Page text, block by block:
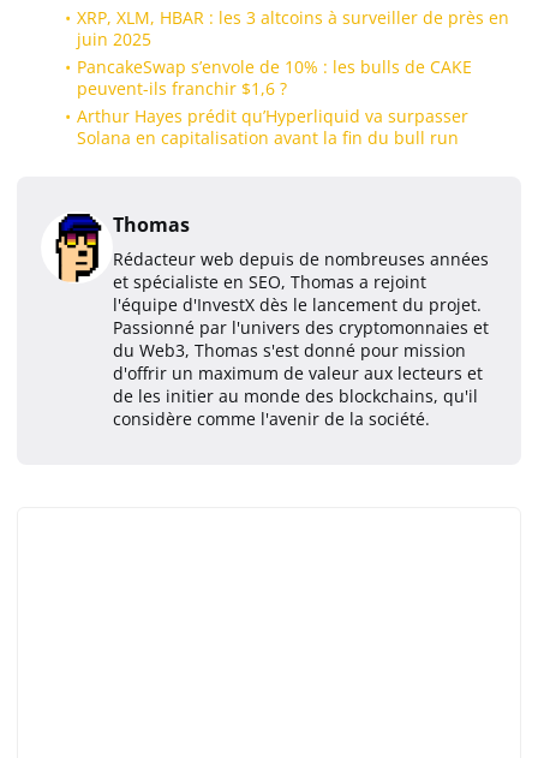
XRP, XLM, HBAR : les 3 altcoins à surveiller de près en
juin 2025
PancakeSwap s’envole de 10% : les bulls de CAKE
peuvent-ils franchir $1,6 ?
Arthur Hayes prédit qu’Hyperliquid va surpasser
Solana en capitalisation avant la fin du bull run
Thomas
Rédacteur web depuis de nombreuses années
et spécialiste en SEO, Thomas a rejoint
l'équipe d'InvestX dès le lancement du projet.
Passionné par l'univers des cryptomonnaies et
du Web3, Thomas s'est donné pour mission
d'offrir un maximum de valeur aux lecteurs et
de les initier au monde des blockchains, qu'il
considère comme l'avenir de la société.